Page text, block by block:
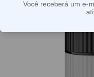
Você receberá um e-